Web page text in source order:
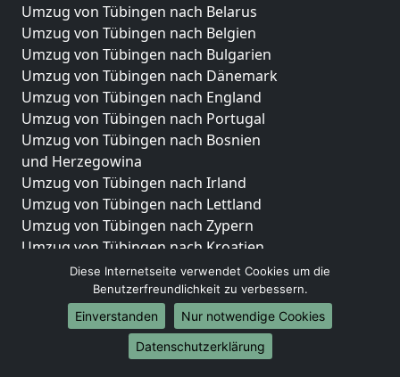
Umzug von Tübingen nach Belarus
Umzug von Tübingen nach Belgien
Umzug von Tübingen nach Bulgarien
Umzug von Tübingen nach Dänemark
Umzug von Tübingen nach England
Umzug von Tübingen nach Portugal
Umzug von Tübingen nach Bosnien
und Herzegowina
Umzug von Tübingen nach Irland
Umzug von Tübingen nach Lettland
Umzug von Tübingen nach Zypern
Umzug von Tübingen nach Kroatien
Umzug von Tübingen nach Estland
Umzug von Tübingen nach Finnland
Umzug von Tübingen nach Frankreich
Umzug von Tübingen nach Griechenland
Umzug von Tübingen nach Italien
Diese Internetseite verwendet Cookies um die
Benutzerfreundlichkeit zu verbessern.
Einverstanden
Nur notwendige Cookies
Datenschutzerklärung